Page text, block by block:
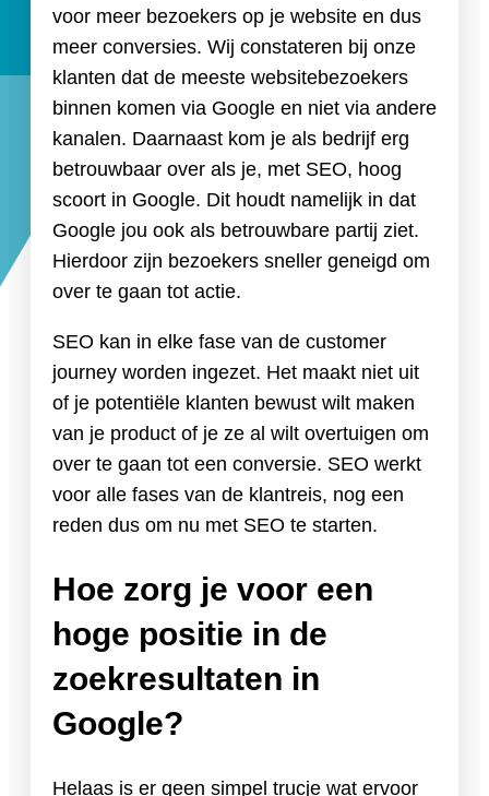
voor meer bezoekers op je website en dus
meer conversies. Wij constateren bij onze
klanten dat de meeste websitebezoekers
binnen komen via Google en niet via andere
kanalen. Daarnaast kom je als bedrijf erg
betrouwbaar over als je, met SEO, hoog
scoort in Google. Dit houdt namelijk in dat
Google jou ook als betrouwbare partij ziet.
Hierdoor zijn bezoekers sneller geneigd om
over te gaan tot actie.
SEO kan in elke fase van de customer
journey worden ingezet. Het maakt niet uit
of je potentiële klanten bewust wilt maken
van je product of je ze al wilt overtuigen om
over te gaan tot een conversie. SEO werkt
voor alle fases van de klantreis, nog een
reden dus om nu met SEO te starten.
Hoe zorg je voor een
hoge positie in de
zoekresultaten in
Google?
Helaas is er geen simpel trucje wat ervoor